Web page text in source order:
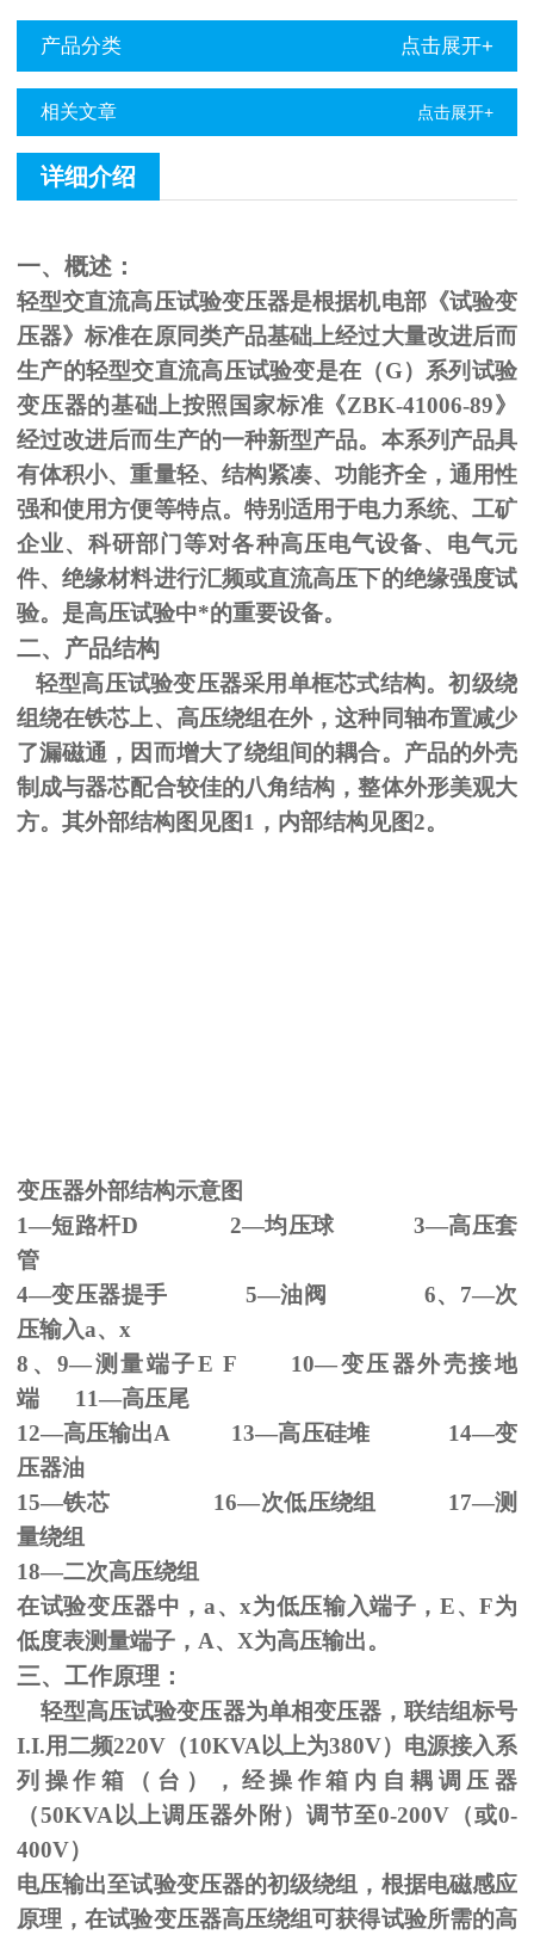
产品分类 点击展开+
相关文章 点击展开+
详细介绍
一、概述：
轻型交直流高压试验变压器是根据机电部《试验变
压器》标准在原同类产品基础上经过大量改进后而
生产的轻型交直流高压试验变是在（G）系列试验
变压器的基础上按照国家标准《ZBK-41006-89》
经过改进后而生产的一种新型产品。本系列产品具
有体积小、重量轻、结构紧凑、功能齐全，通用性
强和使用方便等特点。特别适用于电力系统、工矿
企业、科研部门等对各种高压电气设备、电气元
件、绝缘材料进行汇频或直流高压下的绝缘强度试
验。是高压试验中*的重要设备。
二、产品结构
轻型高压试验变压器采用单框芯式结构。初级绕
组绕在铁芯上、高压绕组在外，这种同轴布置减少
了漏磁通，因而增大了绕组间的耦合。产品的外壳
制成与器芯配合较佳的八角结构，整体外形美观大
方。其外部结构图见图1 ，内部结构见图2。
变压器外部结构示意图
1—短路杆D 2—均压球 3—高压套
管
4—变压器提手 5—油阀 6、 7—次
压输入a、 x
8、9—测量端子E F 10—变压器外壳接地
端 11—高压尾
12—高压输出A 13—高压硅堆 14—变
压器油
15—铁芯 16—次低压绕组 17—测
量绕组
18—二次高压绕组
在试验变压器中，a、x为低压输入端子，E、F为
低度表测量端子， A、 X为高压输出。
三、工作原理：
轻型高压试验变压器为单相变压器，联结组标号
I.I.用二频220V （10KVA 以上为380V）电源接入系
列操作箱（台），经操作箱内自耦调压器
（50KVA 以上调压器外附）调节至0-200V（或0-
400V）
电压输出至试验变压器的初级绕组，根据电磁感应
原理，在试验变压器高压绕组可获得试验所需的高